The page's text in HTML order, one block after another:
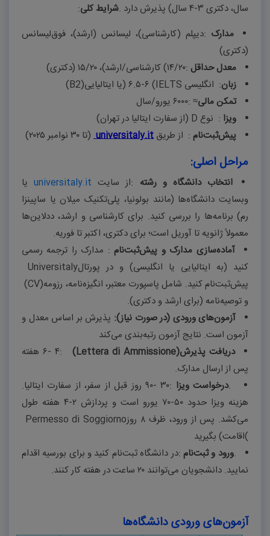
سال، دکتری ۳-۴ سال) پذیرش دارد .شرایط کلی:
مدارک :دیپلم (کارشناسی)، لیسانس (ارشد)، فوق‌لیسانس
(دکتری)
معدل حداقل :۱۴/۲۰(کارشناسی/ارشد)، ۱۵/۲۰ ( دکتری)
زبان: انگلیسی (IELTS ۶-۶.۵ )یا ایتالیایی(B2)
تمکن مالی: ≈۶۰۰۰ یورو/سال
ویزا : نوع D (از سفارت ایتالیا در تهران)
پیش‌ثبت‌نام : از طریق universitaly.it (تا ۳۰ نوامبر ۲۰۲۵)
مراحل اصلی:
انتخاب دانشگاه و رشته :از سایت universitaly.it یا
وبسایت دانشگاه‌ها (مانند بولونیا، پلی‌تکنیک میلان یا ساپینزا
رم) برنامه‌ها را بررسی کنید. برای کارشناسی و ارشد، ددلاین‌ها
معمولاً ژانویه تا آوریل است؛ برای دکتری، اکتبر تا فوریه.
آماده‌سازی مدارک و پیش‌ثبت‌نام : مدارک را ترجمه رسمی
کنید (به ایتالیایی یا انگلیسی) و در پورتالUniversitaly
پیش‌ثبت‌نام کنید. شامل پاسپورت معتبر، انگیزه‌نامه، رزومه(CV)
و توصیه‌نامه (برای ارشد و دکتری).
آزمون‌های ورودی (در صورت نیاز): پذیرش بر اساس معدل و
آزمون است. نتایج آزمون رتبه‌بندی می‌کند
دریافت پذیرش(Lettera di Ammissione)
:۴ -۶
هفته
پس از ارسال مدارک.
.درخواست ویزا :۳۰ -۹۰
روز قبل از سفر، از سفارت ایتالیا.
هزینه ویزا حدود ۵۰-۷۰ یورو است و پردازش ۲-۴
هفته طول
می‌کشد. پس از ورود، ظرف ۸ روزPermesso di Soggiorno
(اقامت) بگیرید
.ورود و ثبت‌نام :در دانشگاه ثبت‌نام کنید و برای بورسیه اقدام
نمایید. دانشجویان می‌توانند ۲۰ ساعت در هفته کار کنند.
آزمون‌های ورودی دانشگاه‌ها